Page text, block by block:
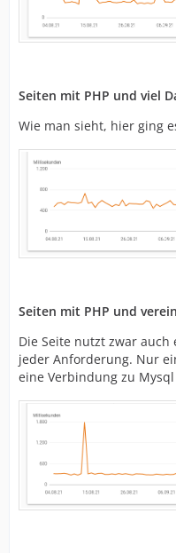
Seiten mit PHP und viel
Wie man sieht, hier ging
Seiten mit PHP und
Die Seite nutzt zwar
jeder Anforderung. Nur
eine Verbindung zu